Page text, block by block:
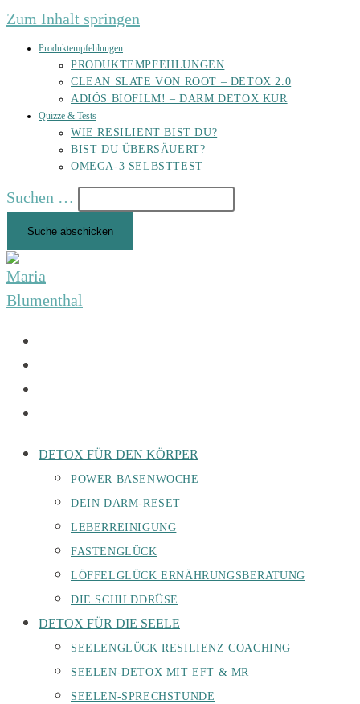
Zum Inhalt springen
Produktempfehlungen
PRODUKTEMPFEHLUNGEN
CLEAN SLATE VON ROOT – DETOX 2.0
ADIÓS BIOFILM! – DARM DETOX KUR
Quizze & Tests
WIE RESILIENT BIST DU?
BIST DU ÜBERSÄUERT?
OMEGA-3 SELBSTTEST
Suchen …
Suche abschicken
DETOX FÜR DEN KÖRPER
POWER BASENWOCHE
DEIN DARM-RESET
LEBERREINIGUNG
FASTENGLÜCK
LÖFFELGLÜCK ERNÄHRUNGSBERATUNG
DIE SCHILDDRÜSE
DETOX FÜR DIE SEELE
SEELENGLÜCK RESILIENZ COACHING
SEELEN-DETOX MIT EFT & MR
SEELEN-SPRECHSTUNDE